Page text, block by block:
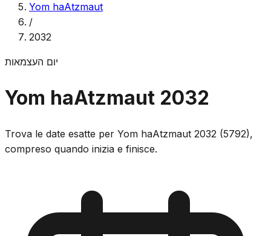
Yom haAtzmaut
/
2032
יום העצמאות
Yom haAtzmaut 2032
Trova le date esatte per Yom haAtzmaut 2032 (5792),
compreso quando inizia e finisce.